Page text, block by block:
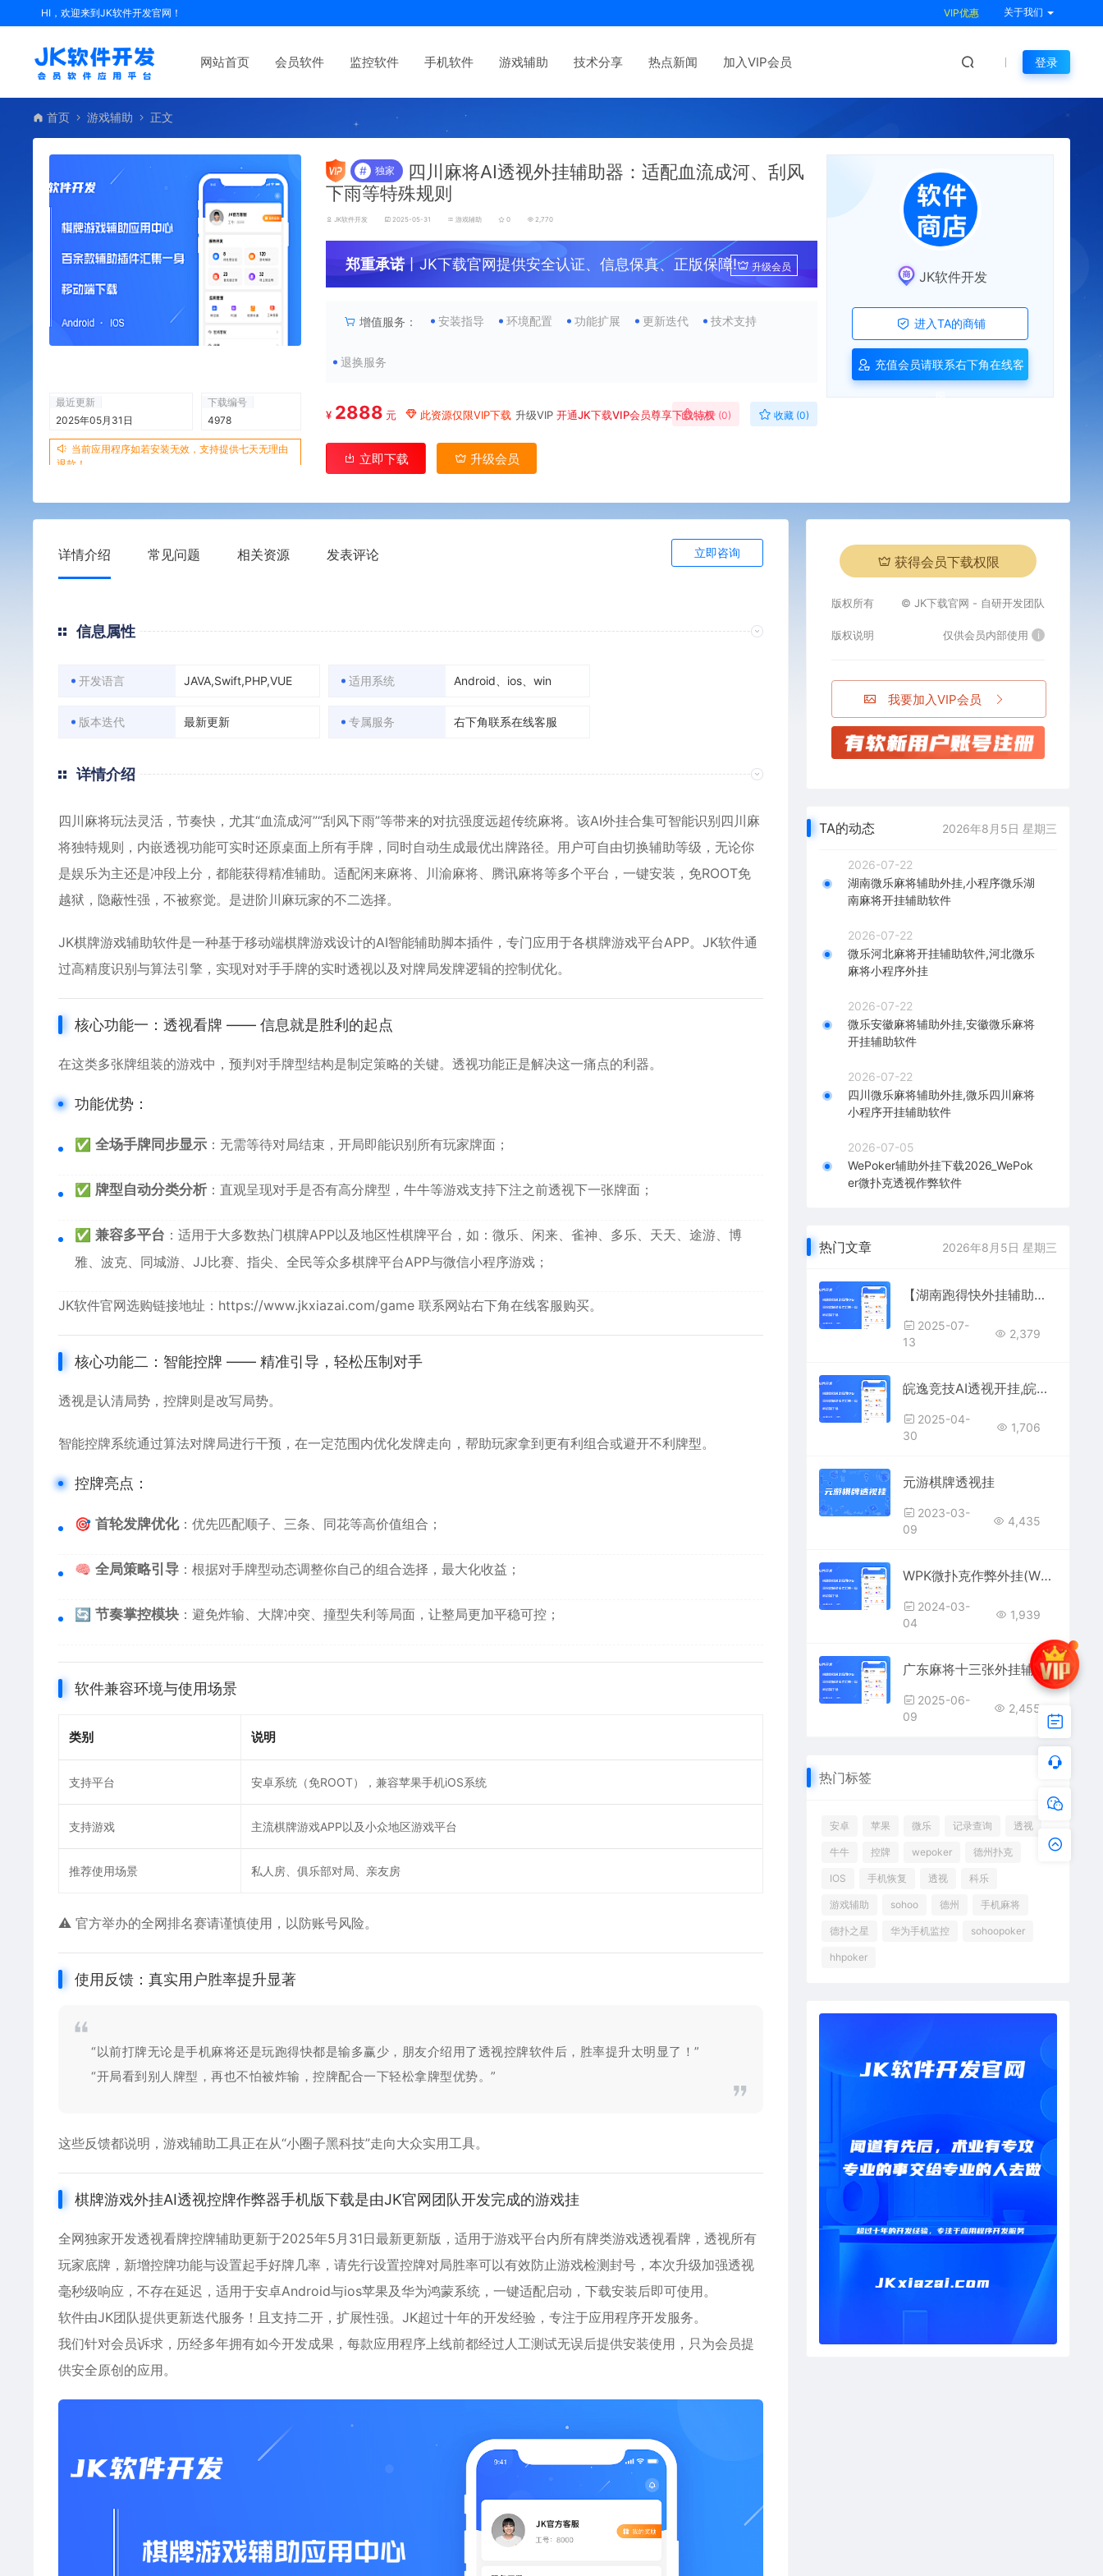
HI，欢迎来到JK软件开发官网！ VIP优惠 关于我们
网站首页 会员软件 监控软件 手机软件 游戏辅助 技术分享 热点新闻 加入VIP会员 登录
首页 游戏辅助 正文
最近更新
2025年05月31日
下载编号
4978
当前应用程序如若安装无效，支持提供七天无理由
退款！
# 独家
四川麻将AI透视外挂辅助器：适配血流成河、刮风
下雨等特殊规则
JK软件开发 2025-05-31 游戏辅助 0 2,770
郑重承诺丨JK下载官网提供安全认证、信息保真、正版保障! 升级会员
增值服务： 安装指导 环境配置 功能扩展 更新迭代 技术支持
退换服务
¥ 2888 元 此资源仅限VIP下载 升级VIP 开通JK下载VIP会员尊享下载特权
点赞 (0) 收藏 (0)
立即下载 升级会员
JK软件开发
进入TA的商铺
充值会员请联系右下角在线客
详情介绍 常见问题 相关资源 发表评论 立即咨询
信息属性
开发语言 JAVA,Swift,PHP,VUE 适用系统 Android、ios、win
版本迭代 最新更新 专属服务 右下角联系在线客服
详情介绍
四川麻将玩法灵活，节奏快，尤其“血流成河”“刮风下雨”等带来的对抗强度远超传统麻将。该AI外挂合集可智能识别四川麻
将独特规则，内嵌透视功能可实时还原桌面上所有手牌，同时自动生成最优出牌路径。用户可自由切换辅助等级，无论你
是娱乐为主还是冲段上分，都能获得精准辅助。适配闲来麻将、川渝麻将、腾讯麻将等多个平台，一键安装，免ROOT免
越狱，隐蔽性强，不被察觉。是进阶川麻玩家的不二选择。
JK棋牌游戏辅助软件是一种基于移动端棋牌游戏设计的AI智能辅助脚本插件，专门应用于各棋牌游戏平台APP。JK软件通
过高精度识别与算法引擎，实现对对手手牌的实时透视以及对牌局发牌逻辑的控制优化。
核心功能一：透视看牌 —— 信息就是胜利的起点
在这类多张牌组装的游戏中，预判对手牌型结构是制定策略的关键。透视功能正是解决这一痛点的利器。
功能优势：
✅ 全场手牌同步显示 ：无需等待对局结束，开局即能识别所有玩家牌面；
✅ 牌型自动分类分析 ：直观呈现对手是否有高分牌型，牛牛等游戏支持下注之前透视下一张牌面；
✅ 兼容多平台 ：适用于大多数热门棋牌APP以及地区性棋牌平台，如：微乐、闲来、雀神、多乐、天天、途游、博
雅、波克、同城游、JJ比赛、指尖、全民等众多棋牌平台APP与微信小程序游戏；
JK软件官网选购链接地址： https://www.jkxiazai.com/game 联系网站右下角在线客服购买。
核心功能二：智能控牌 —— 精准引导，轻松压制对手
透视是认清局势，控牌则是改写局势。
智能控牌系统通过算法对牌局进行干预，在一定范围内优化发牌走向，帮助玩家拿到更有利组合或避开不利牌型。
控牌亮点：
🎯 首轮发牌优化：优先匹配顺子、三条、同花等高价值组合；
🧠 全局策略引导 ：根据对手牌型动态调整你自己的组合选择，最大化收益；
🔄 节奏掌控模块 ：避免炸输、大牌冲突、撞型失利等局面，让整局更加平稳可控；
软件兼容环境与使用场景
类别 说明
支持平台 安卓系统（免ROOT），兼容苹果手机iOS系统
支持游戏 主流棋牌游戏APP以及小众地区游戏平台
推荐使用场景 私人房、俱乐部对局、亲友房
⚠️ 官方举办的全网排名赛请谨慎使用，以防账号风险。
使用反馈：真实用户胜率提升显著
“以前打牌无论是手机麻将还是玩跑得快都是输多赢少，朋友介绍用了透视控牌软件后，胜率提升太明显了！”
“开局看到别人牌型，再也不怕被炸输，控牌配合一下轻松拿牌型优势。”
这些反馈都说明， 游戏辅助工具正在从“小圈子黑科技”走向大众实用工具。
棋牌游戏外挂AI透视控牌作弊器手机版下载是由JK官网团队开发完成的游戏挂
全网独家开发透视看牌控牌辅助更新于2025年5月31日最新更新版，适用于游戏平台内所有牌类游戏透视看牌，透视所有
玩家底牌，新增控牌功能与设置起手好牌几率，请先行设置控牌对局胜率可以有效防止游戏检测封号，本次升级加强透视
毫秒级响应，不存在延迟，适用于安卓Android与ios苹果及华为鸿蒙系统，一键适配启动，下载安装后即可使用。
软件由JK团队提供更新迭代服务！且支持二开，扩展性强。JK超过十年的开发经验，专注于应用程序开发服务。
我们针对会员诉求，历经多年拥有如今开发成果，每款应用程序上线前都经过人工测试无误后提供安装使用，只为会员提
供安全原创的应用。
获得会员下载权限
版权所有 © JK下载官网 - 自研开发团队
版权说明 仅供会员内部使用 i
我要加入VIP会员
TA的动态 2026年8月5日 星期三
2026-07-22
湖南微乐麻将辅助外挂,小程序微乐湖
南麻将开挂辅助软件
2026-07-22
微乐河北麻将开挂辅助软件,河北微乐
麻将小程序外挂
2026-07-22
微乐安徽麻将辅助外挂,安徽微乐麻将
开挂辅助软件
2026-07-22
四川微乐麻将辅助外挂,微乐四川麻将
小程序开挂辅助软件
2026-07-05
WePoker辅助外挂下载2026_WePok
er微扑克透视作弊软件
热门文章 2026年8月5日 星期三
【湖南跑得快外挂辅助】全牌透视+智能接风控制，节奏完全掌握
2025-07-
13
2,379
皖逸竞技AI透视开挂,皖逸竞技控牌必赢辅助
2025-04-
30
1,706
元游棋牌透视挂
2023-03-
09
4,435
WPK微扑克作弊外挂(WPK微扑克透视看牌辅助)2024年3月最新版
2024-03-
04
1,939
广东麻将十三张外挂辅助器 — 精准看牌+自动控牌，防检测稳定运行
2025-06-
09
2,455
热门标签
安卓 苹果 微乐 记录查询 透视
牛牛 控牌 wepoker 德州扑克
IOS 手机恢复 透视 科乐
游戏辅助 sohoo 德州 手机麻将
德扑之星 华为手机监控 sohoopoker
hhpoker